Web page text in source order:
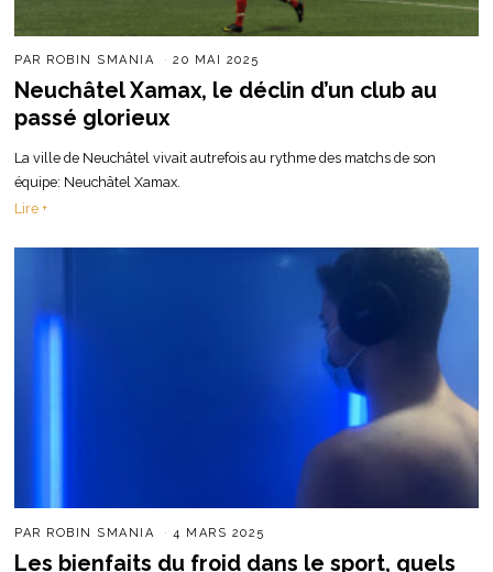
PAR ROBIN SMANIA 20 MAI 2025
Neuchâtel Xamax, le déclin d’un club au
passé glorieux
La ville de Neuchâtel vivait autrefois au rythme des matchs de son
équipe: Neuchâtel Xamax.
Lire +
PAR ROBIN SMANIA 4 MARS 2025
Les bienfaits du froid dans le sport, quels